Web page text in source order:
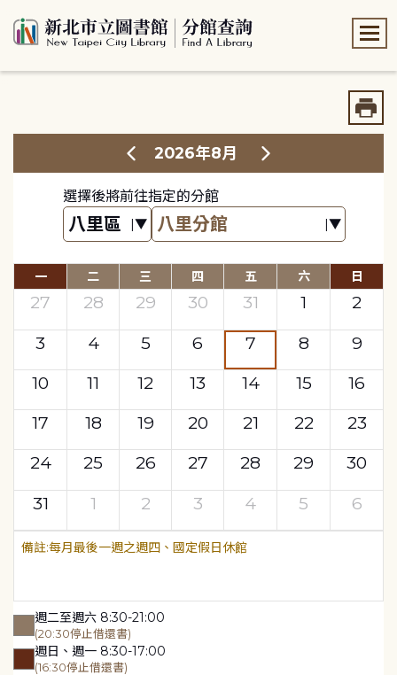
2026年8月
選擇後將前往指定的分館
一 二 三 四 五 六 日
27 28 29 30 31 1
2
3
4 5 6 7 8
9
10
11 12 13 14 15
16
17
18 19 20 21 22
23
24
25 26 27 28 29
30
31
1 2 3 4 5 6
每月最後一週之週四、國定假日休館
週二至週六 8:30-21:00
(20:30停止借還書)
週日、週一 8:30-17:00
(16:30停止借還書)